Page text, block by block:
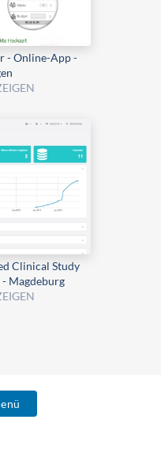
- Online-App -
Clinical Study
Magdeburg